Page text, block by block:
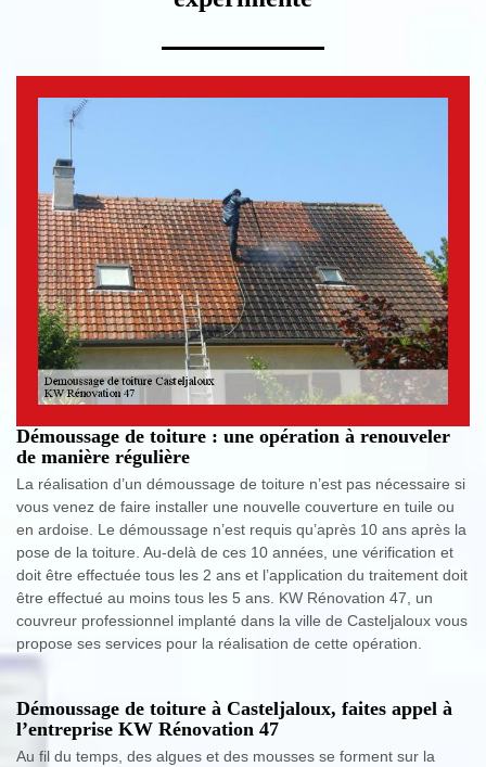
Démoussage de toiture : une opération à renouveler
de manière régulière
La réalisation d’un démoussage de toiture n’est pas nécessaire si
vous venez de faire installer une nouvelle couverture en tuile ou
en ardoise. Le démoussage n’est requis qu’après 10 ans après la
pose de la toiture. Au-delà de ces 10 années, une vérification et
doit être effectuée tous les 2 ans et l’application du traitement doit
être effectué au moins tous les 5 ans. KW Rénovation 47, un
couvreur professionnel implanté dans la ville de Casteljaloux vous
propose ses services pour la réalisation de cette opération.
Démoussage de toiture à Casteljaloux, faites appel à
l’entreprise KW Rénovation 47
Au fil du temps, des algues et des mousses se forment sur la